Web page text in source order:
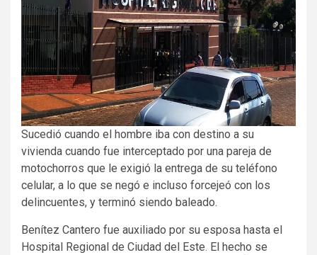
Sucedió cuando el hombre iba con destino a su
vivienda cuando fue interceptado por una pareja de
motochorros que le exigió la entrega de su teléfono
celular, a lo que se negó e incluso forcejeó con los
delincuentes, y terminó siendo baleado.
Benítez Cantero fue auxiliado por su esposa hasta el
Hospital Regional de Ciudad del Este. El hecho se